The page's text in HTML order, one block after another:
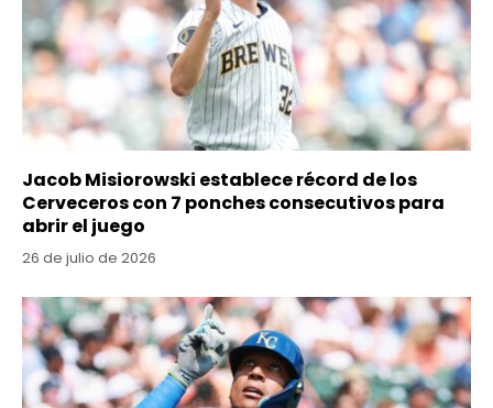
Jacob Misiorowski establece récord de los
Cerveceros con 7 ponches consecutivos para
abrir el juego
26 de julio de 2026